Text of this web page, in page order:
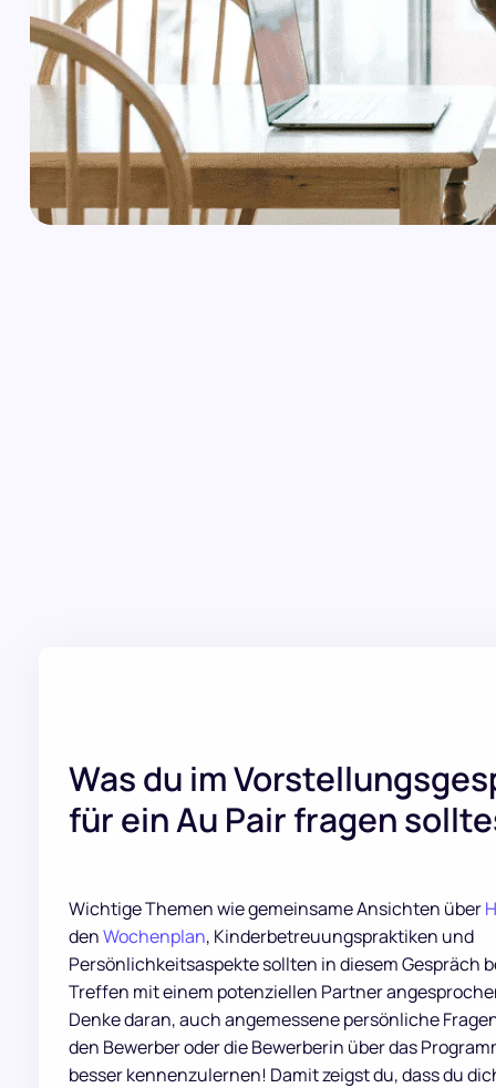
Was du im
für ein Au Pair fragen
Wichtige Themen wie gemeinsame Ansichten über
denWochenplan, Kinderbetreuungspraktiken und
Persönlichkeitsaspekte sollten in diesem Gespräch
Treffen mit einem potenziellen Partner
Denke daran, auch angemessene persönliche
den Bewerber oder die Bewerberin über das
besser kennenzulernen! Damit zeigst du, dass du